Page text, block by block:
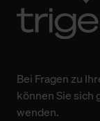
Bei Fragen zu
können Sie sich
wenden.